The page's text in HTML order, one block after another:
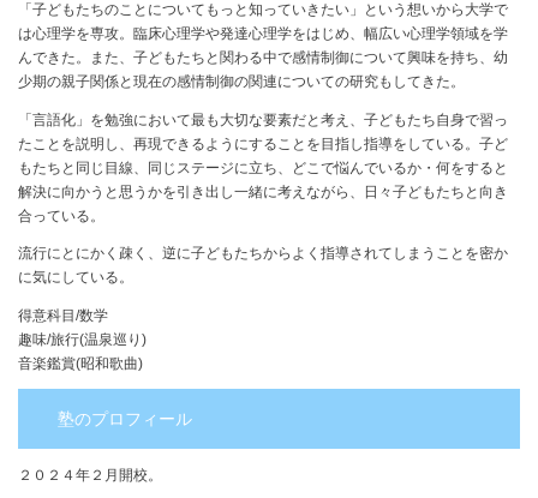
「子どもたちのことについてもっと知っていきたい」という想いから大学で
は心理学を専攻。臨床心理学や発達心理学をはじめ、幅広い心理学領域を学
んできた。また、子どもたちと関わる中で感情制御について興味を持ち、幼
少期の親子関係と現在の感情制御の関連についての研究もしてきた。
「言語化」を勉強において最も大切な要素だと考え、子どもたち自身で習っ
たことを説明し、再現できるようにすることを目指し指導をしている。子ど
もたちと同じ目線、同じステージに立ち、どこで悩んでいるか・何をすると
解決に向かうと思うかを引き出し一緒に考えながら、日々子どもたちと向き
合っている。
流行にとにかく疎く、逆に子どもたちからよく指導されてしまうことを密か
に気にしている。
得意科目/数学
趣味/旅行(温泉巡り)
音楽鑑賞(昭和歌曲)
塾のプロフィール
２０２４年２月開校。